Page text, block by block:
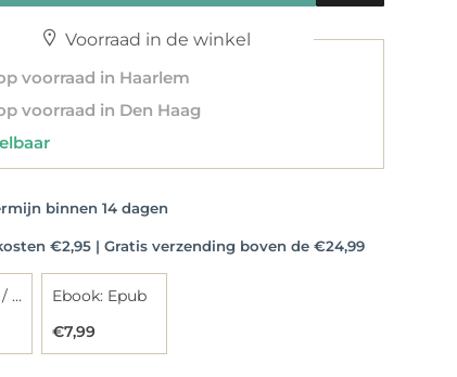
Voorraad in de winkel
voorraad in Haarlem
voorraad in Den Haag
binnen 14 dagen
€2,95 | Gratis verzending boven de €24,99
Paperback / softback
Ebook: Epub
€7,99